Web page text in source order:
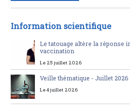
Information scientifique
Le tatouage altère la réponse
vaccination
Le 25 juillet 2026
Veille thématique - Juillet 2026
Le 4 juillet 2026